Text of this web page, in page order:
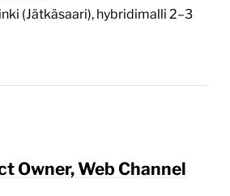
(Jätkäsaari), hybridimalli 2–3
Owner, Web Channel